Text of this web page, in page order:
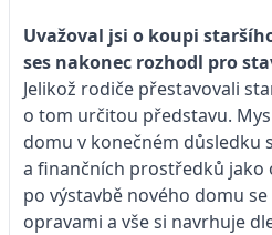
Uvažoval jsi o koupi
ses nakonec rozhodl pro
Jelikož rodiče přestavovali
o tom určitou představu.
domu v konečném důsledku
a finančních prostředků jako
po výstavbě nového domu
opravami a vše si navrhuje